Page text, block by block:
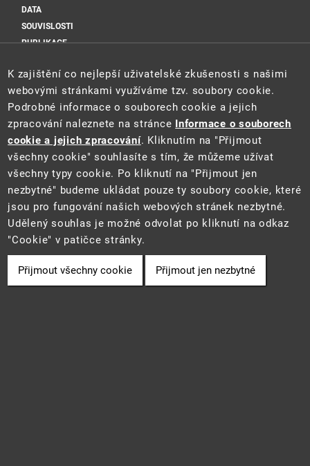
DATA
SOUVISLOSTI
PUBLIKACE
Sociální sítě
Tento web je součástí Informačního systému pro statistiku a reporting
(STAR) projektu "Platforma pro statistiku, reporting a analýzy"
(CZ.06.3.05/0.0/0.0/16_028/0006498) financovaného z EU.
2021 ©CENIA a Ministerstvo životního prostředí
• Informace jsou
poskytovány v souladu se zákonem č. 106/1999 Sb., o svobodném
přístupu k informacím.
Cookie
K zajištění co nejlepší uživatelské zkušenosti s našimi
webovými stránkami využíváme tzv. soubory cookie.
Podrobné informace o souborech cookie a jejich
zpracování naleznete na stránce Informace o souborech
cookie a jejich zpracování. Kliknutím na "Přijmout
všechny cookie" souhlasíte s tím, že můžeme užívat
všechny typy cookie. Po kliknutí na "Přijmout jen
nezbytné" budeme ukládat pouze ty soubory cookie, které
jsou pro fungování našich webových stránek nezbytné.
Udělený souhlas je možné odvolat po kliknutí na odkaz
"Cookie" v patičce stránky.
Přijmout všechny cookie Přijmout jen nezbytné